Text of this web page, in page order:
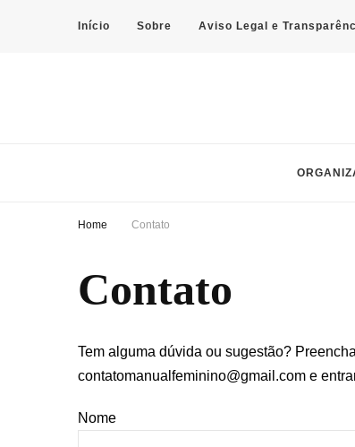
Início Sobre Aviso Legal e
Home Contato
Contato
Tem alguma dúvida ou sugestão?
contatomanualfeminino@gmail.com e
Nome